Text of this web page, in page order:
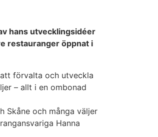
hans utvecklingsidéer
restauranger öppnat i
förvalta och utveckla
– allt i en ombonad
Skåne och många väljer
Hanna